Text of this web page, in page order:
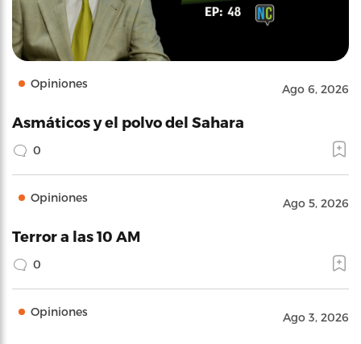
Opiniones Ago 6, 2026
Asmáticos y el polvo del Sahara
0
Opiniones Ago 5, 2026
Terror a las 10 AM
0
Opiniones Ago 3, 2026